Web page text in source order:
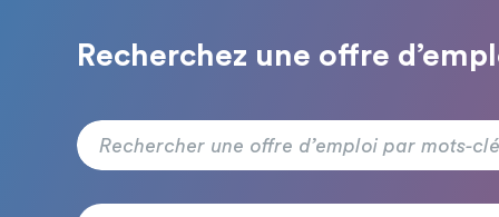
Recherchez une offre